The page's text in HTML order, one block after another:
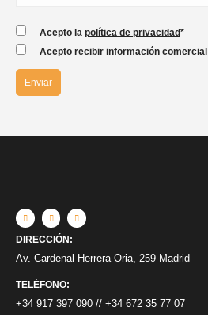
Acepto la política de privacidad*
Acepto recibir información comercial
DIRECCIÓN:
Av. Cardenal Herrera Oria, 259 Madrid
TELÉFONO:
+34 917 397 090 // +34 672 35 77 07